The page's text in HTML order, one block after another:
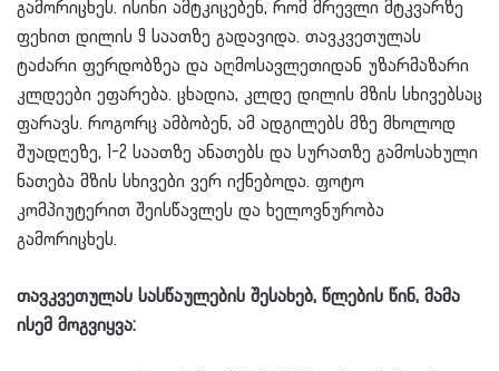
გამორიცხეს. ისინი ამტკიცებენ, რომ მრევლი მტკვარზე
ფეხით დილის 9 საათზე გადავიდა. თავკვეთულას
ტაძარი ფერდობზეა და აღმოსავლეთიდან უზარმაზარი
კლდეები ეფარება. ცხადია, კლდე დილის მზის სხივებსაც
ფარავს. როგორც ამბობენ, ამ ადგილებს მზე მხოლოდ
შუადღეზე, 1-2 საათზე ანათებს და სურათზე გამოსახული
ნათება მზის სხივები ვერ იქნებოდა. ფოტო
კომპიუტერით შეისწავლეს და ხელოვნურობა
გამორიცხეს.
თავკვეთულას სასწაულების შესახებ, წლების წინ, მამა
ისემ მოგვიყვა: